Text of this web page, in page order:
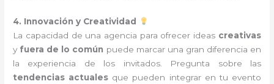
4. Innovación y Creatividad
La capacidad de una agencia para ofrecer ideas creativas
y fuera de lo común puede marcar una gran diferencia en
la experiencia de los invitados. Pregunta sobre las
tendencias actuales que pueden integrar en tu evento